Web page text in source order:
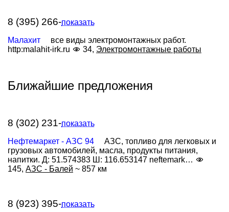
8 (395) 266-показать
Малахит
все виды электромонтажных работ.
http:malahit-irk.ru
34, Электромонтажные работы
Ближайшие предложения
8 (302) 231-показать
Нефтемаркет - АЗС 94
АЗС, топливо для легковых и
грузовых автомобилей, масла, продукты питания,
напитки. Д: 51.574383 Ш: 116.653147 neftemark…
145, АЗС - Балей ~ 857 км
8 (923) 395-показать